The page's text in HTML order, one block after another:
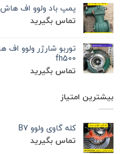
پمپ باد ولوو اف هاش FH12
تماس بگیرید
fh500
تماس بگیرید
بیشترین امتیاز
کله گاوی ولوو B7
تماس بگیرید